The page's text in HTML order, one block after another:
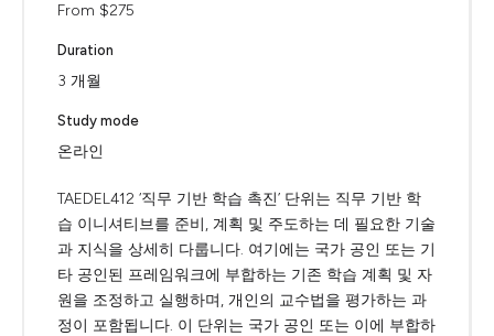
From $275
Duration
3 개월
Study mode
온라인
TAEDEL412 ‘직무 기반 학습 촉진’ 단위는 직무 기반 학
습 이니셔티브를 준비, 계획 및 주도하는 데 필요한 기술
과 지식을 상세히 다룹니다. 여기에는 국가 공인 또는 기
타 공인된 프레임워크에 부합하는 기존 학습 계획 및 자
원을 조정하고 실행하며, 개인의 교수법을 평가하는 과
정이 포함됩니다. 이 단위는 국가 공인 또는 이에 부합하